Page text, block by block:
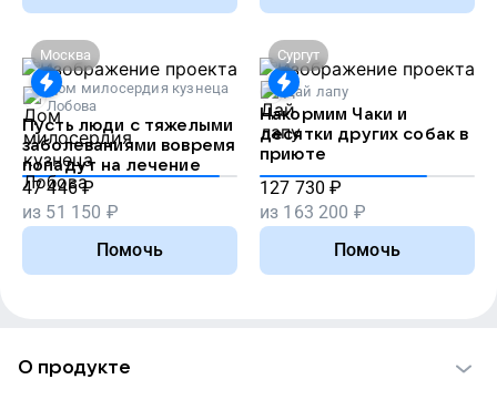
Москва
Дом милосердия кузнеца
Лобова
Пусть люди с тяжелыми
заболеваниями вовремя
попадут на лечение
47 446 ₽
из 51 150 ₽
Помочь
Сургут
Дай лапу
Накормим Чаки и
десятки других собак в
приюте
127 730 ₽
из 163 200 ₽
Помочь
О продукте